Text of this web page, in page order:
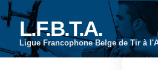
L.F.B.T.A.
Ligue Francophone Belge de Tir à